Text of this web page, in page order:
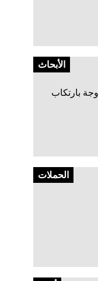
الأبحاث
بارتكاب
الحملات